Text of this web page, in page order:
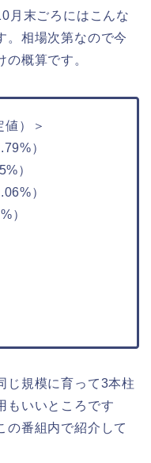
月末ごろにはこんな
。相場次第なので今
概算です。
値）＞
）
）
）
）
じ規模に育って3本柱
もいいところです
の番組内で紹介して